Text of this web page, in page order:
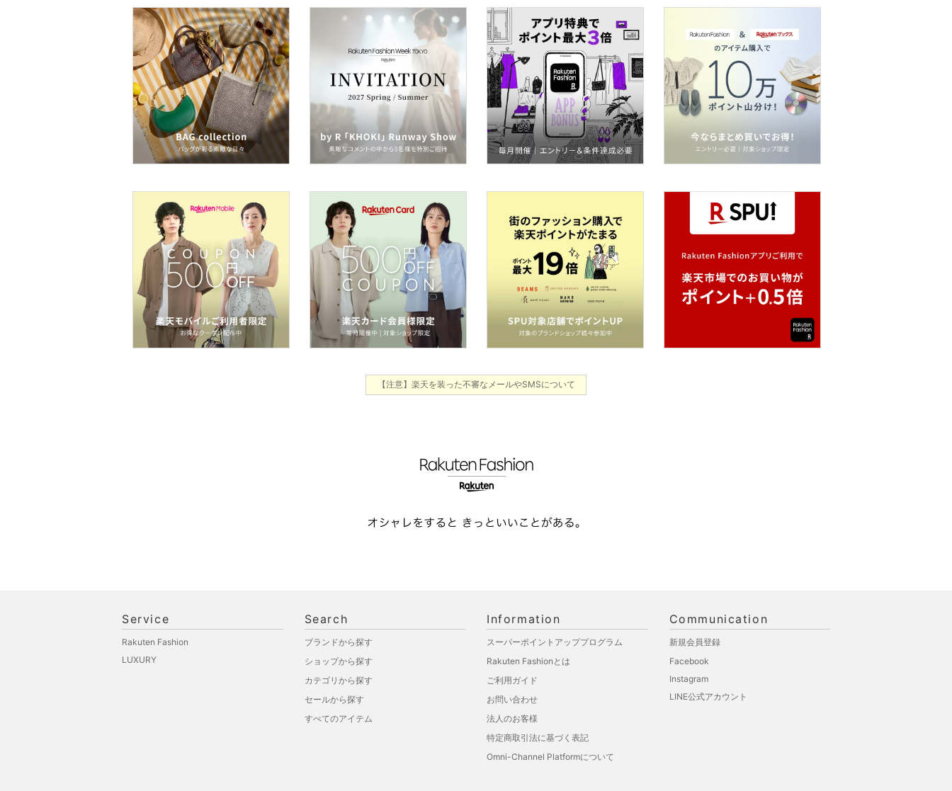
メイクアップ
ネイル
ボディケア・オーラルケ
ア
ヘアケア
フレグランス
メイク道具・美容器具
コフレ・キット・セット
食器・調理器具・キッチ
ン用品
インテリア・生活雑貨
スマホグッズ・オーディ
【注意】楽天を装った不審なメールやSMSについて
Service
Rakuten Fashion
LUXURY
Search
ブランドから探す
ショップから探す
カテゴリから探す
セールから探す
すべてのアイテム
Information
スーパーポイントアッププログラム
Rakuten Fashionとは
ご利用ガイド
お問い合わせ
法人のお客様
特定商取引法に基づく表記
Omni-Channel Platformについて
Communication
新規会員登録
Facebook
Instagram
LINE公式アカウント